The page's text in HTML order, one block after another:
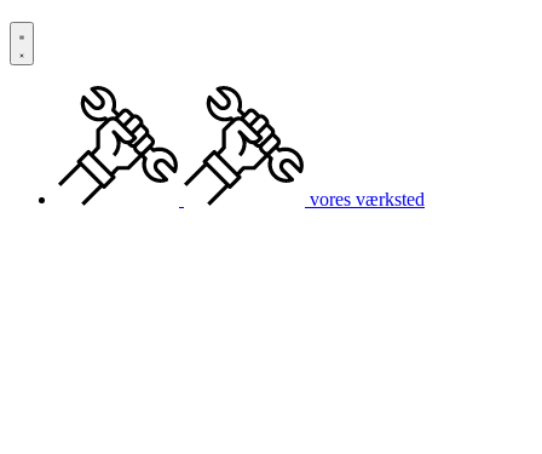
vores værksted